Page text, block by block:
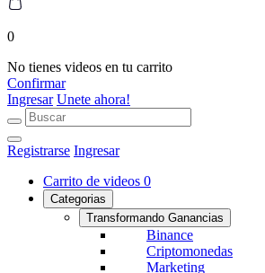
0
No tienes videos en tu carrito
Confirmar
Ingresar Unete ahora!
Registrarse Ingresar
Carrito de videos 0
Categorias
Transformando Ganancias
Binance
Criptomonedas
Marketing